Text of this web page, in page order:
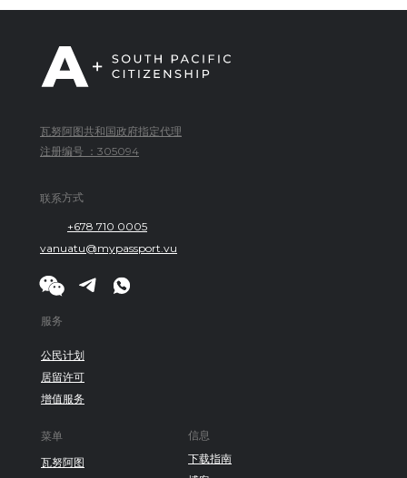
下载指南
信息
瓦努阿图
菜单
瓦努阿图共和国政府指定代理
注册编号 ：305094
+678 710 0005
vanuatu@mypassport.vu
联系方式
公民计划
居留许可
增值服务
服务